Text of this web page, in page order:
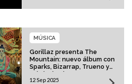
Gorillaz presenta The
Mountain: nuevo álbum con
Sparks, Bizarrap, Trueno y
más invitados
MÚSICA
12 Sep 2025